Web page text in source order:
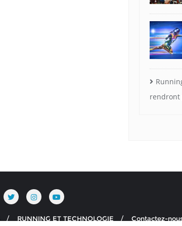
quelle
RUNNING ET TECHNOLOGIE Contactez-